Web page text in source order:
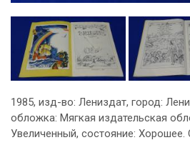
1985, изд-во: Лениздат, город:
обложка: Мягкая издательская
Увеличенный, состояние: Хорошее.